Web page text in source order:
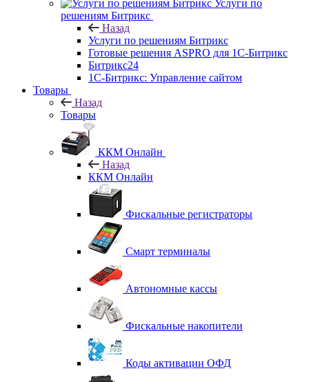
Услуги по
решениям Битрикс
Назад
Услуги по решениям Битрикс
Готовые решения ASPRO для 1С-Битрикс
Битрикс24
1С-Битрикс: Управление сайтом
Товары
Назад
Товары
ККМ Онлайн
Назад
ККМ Онлайн
Фискальные регистраторы
Смарт терминалы
Автономные кассы
Фискальные накопители
Коды активации ОФД